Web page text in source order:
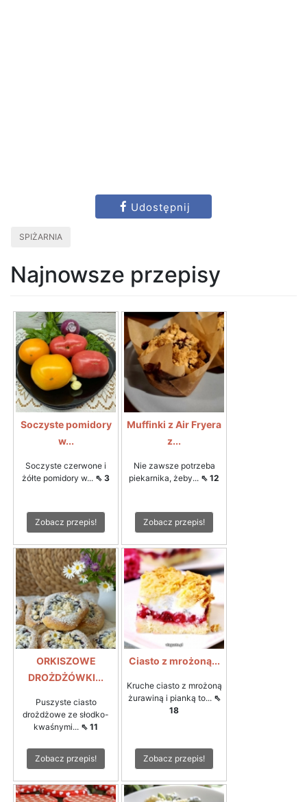
Udostępnij
SPIŻARNIA
Najnowsze przepisy
Soczyste pomidory
w...
Soczyste czerwone i
żółte pomidory w... ⇖ 3
Zobacz przepis!
Muffinki z Air Fryera
z...
Nie zawsze potrzeba
piekarnika, żeby... ⇖ 12
Zobacz przepis!
ORKISZOWE
DROŻDŻÓWKI...
Puszyste ciasto
drożdżowe ze słodko-
kwaśnymi... ⇖ 11
Zobacz przepis!
Ciasto z mrożoną...
Kruche ciasto z mrożoną
żurawiną i pianką to... ⇖
18
Zobacz przepis!